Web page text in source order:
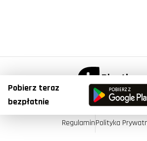
Pobierz teraz
bezpłatnie© Copyright 2023, Plantis . All
RegulaminPolityka